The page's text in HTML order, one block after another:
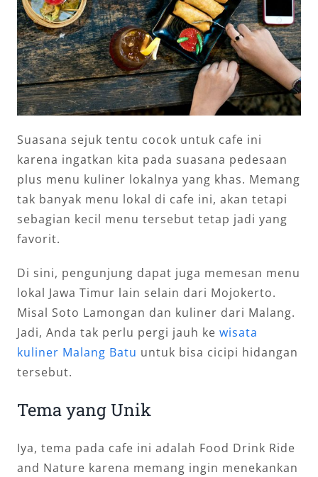
Suasana sejuk tentu cocok untuk cafe ini
karena ingatkan kita pada suasana pedesaan
plus menu kuliner lokalnya yang khas. Memang
tak banyak menu lokal di cafe ini, akan tetapi
sebagian kecil menu tersebut tetap jadi yang
favorit.
Di sini, pengunjung dapat juga memesan menu
lokal Jawa Timur lain selain dari Mojokerto.
Misal Soto Lamongan dan kuliner dari Malang.
Jadi, Anda tak perlu pergi jauh ke wisata
kuliner Malang Batu untuk bisa cicipi hidangan
tersebut.
Tema yang Unik
Iya, tema pada cafe ini adalah Food Drink Ride
and Nature karena memang ingin menekankan